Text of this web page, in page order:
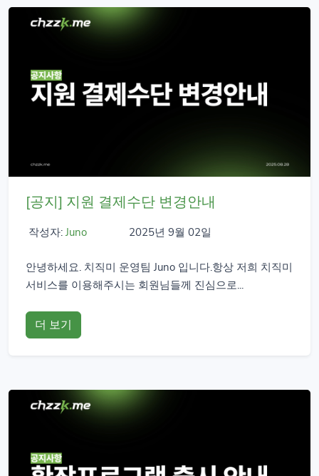
[공지] 지원 결제수단 변경안내
작성자: Juno 2025년 9월 02일
안녕하세요. 치직미 운영팀 Juno 입니다.항상 저희 치직미
서비스를 이용해주시는 회원님들께 진심으로...
더 보기